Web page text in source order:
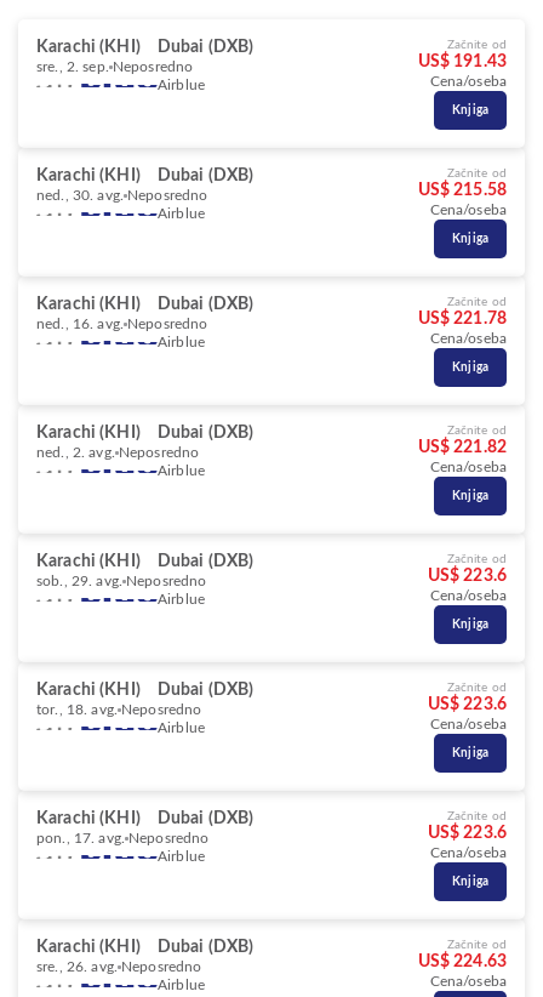
Karachi (KHI) Dubai (DXB)
sre., 2. sep. Neposredno
Airblue
Začnite od
US$ 191.43
Cena/oseba
Knjiga
Karachi (KHI) Dubai (DXB)
ned., 30. avg. Neposredno
Airblue
Začnite od
US$ 215.58
Cena/oseba
Knjiga
Karachi (KHI) Dubai (DXB)
ned., 16. avg. Neposredno
Airblue
Začnite od
US$ 221.78
Cena/oseba
Knjiga
Karachi (KHI) Dubai (DXB)
ned., 2. avg. Neposredno
Airblue
Začnite od
US$ 221.82
Cena/oseba
Knjiga
Karachi (KHI) Dubai (DXB)
sob., 29. avg. Neposredno
Airblue
Začnite od
US$ 223.6
Cena/oseba
Knjiga
Karachi (KHI) Dubai (DXB)
tor., 18. avg. Neposredno
Airblue
Začnite od
US$ 223.6
Cena/oseba
Knjiga
Karachi (KHI) Dubai (DXB)
pon., 17. avg. Neposredno
Airblue
Začnite od
US$ 223.6
Cena/oseba
Knjiga
Karachi (KHI) Dubai (DXB)
sre., 26. avg. Neposredno
Airblue
Začnite od
US$ 224.63
Cena/oseba